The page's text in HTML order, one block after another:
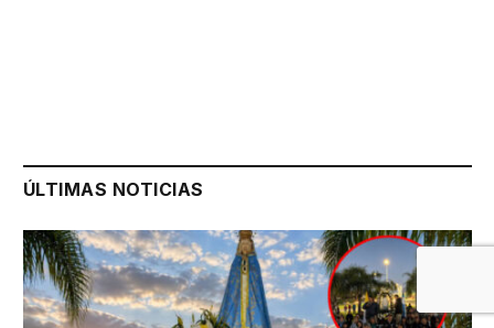
ÚLTIMAS NOTICIAS